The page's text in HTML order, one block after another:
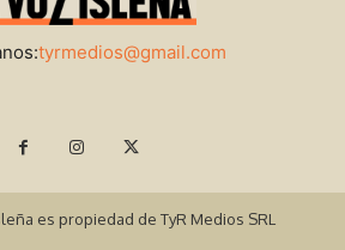
tyrmedios@gmail.com
es propiedad de TyR Medios SRL